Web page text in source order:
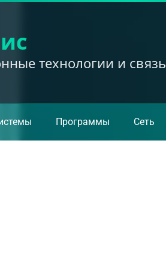
технологии и связь
Программы Сеть